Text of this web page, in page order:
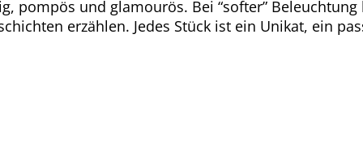
pompös und glamourös. Bei “softer”
erzählen. Jedes Stück ist ein Unikat, ein